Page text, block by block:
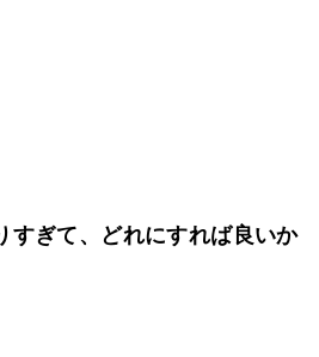
すぎて、どれにすれば良いか